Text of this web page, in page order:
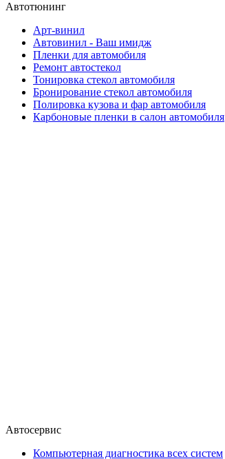
Автотюнинг
Арт-винил
Автовинил - Ваш имидж
Пленки для автомобиля
Ремонт автостекол
Тонировка стекол автомобиля
Бронирование стекол автомобиля
Полировка кузова и фар автомобиля
Карбоновые пленки в салон автомобиля
Автосервис
Компьютерная диагностика всех систем